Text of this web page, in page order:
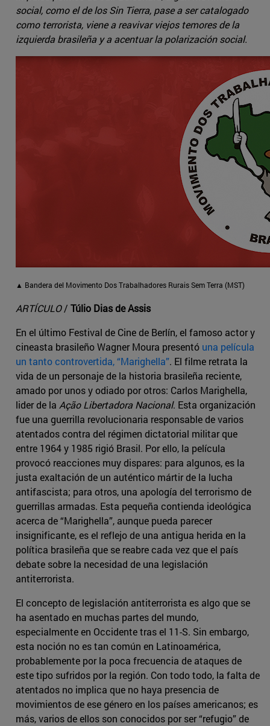
social, como el de los Sin Tierra, pase a ser catalogado
como terrorista, viene a reavivar viejos temores de la
izquierda brasileña y a acentuar la polarización social.
▲ Bandera del Movimento Dos Trabalhadores Rurais Sem Terra (MST)
ARTÍCULO/ Túlio Dias de Assis
En el último Festival de Cine de Berlín, el famoso actor y
cineasta brasileño Wagner Moura presentó una película
un tanto controvertida, “Marighella”. El filme retrata la
vida de un personaje de la historia brasileña reciente,
amado por unos y odiado por otros: Carlos Marighella,
lider de la Ação Libertadora Nacional. Esta organización
fue una guerrilla revolucionaria responsable de varios
atentados contra del régimen dictatorial militar que
entre 1964 y 1985 rigió Brasil. Por ello, la película
provocó reacciones muy dispares: para algunos, es la
justa exaltación de un auténtico mártir de la lucha
antifascista; para otros, una apología del terrorismo de
guerrillas armadas. Esta pequeña contienda ideológica
acerca de “Marighella”, aunque pueda parecer
insignificante, es el reflejo de una antigua herida en la
política brasileña que se reabre cada vez que el país
debate sobre la necesidad de una legislación
antiterrorista.
El concepto de legislación antiterrorista es algo que se
ha asentado en muchas partes del mundo,
especialmente en Occidente tras el 11-S. Sin embargo,
esta noción no es tan común en Latinoamérica,
probablemente por la poca frecuencia de ataques de
este tipo sufridos por la región. Con todo todo, la falta de
atentados no implica que no haya presencia de
movimientos de ese género en los países americanos; es
más, varios de ellos son conocidos por ser “refugio” de